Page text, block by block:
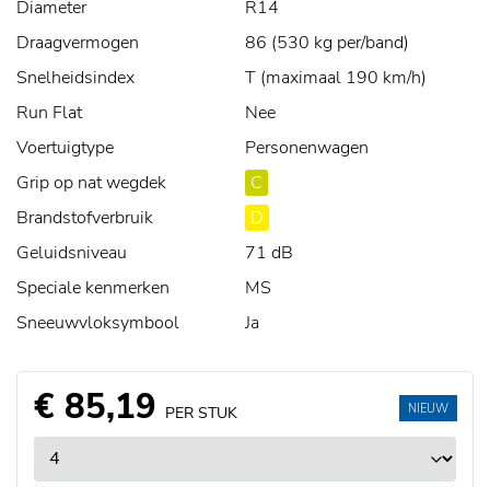
Diameter
R14
Draagvermogen
86 (530 kg per/band)
Snelheidsindex
T (maximaal 190 km/h)
Run Flat
Nee
Voertuigtype
Personenwagen
Grip op nat wegdek
C
Brandstofverbruik
D
Geluidsniveau
71 dB
Speciale kenmerken
MS
Sneeuwvloksymbool
Ja
€ 85,19 PER STUK NIEUW